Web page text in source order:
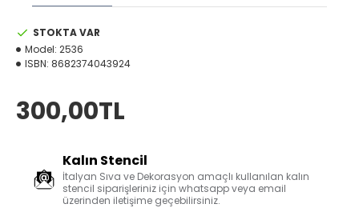
STOKTA VAR
Model: 2536
ISBN: 8682374043924
300,00TL
Kalın Stencil
İtalyan Sıva ve Dekorasyon amaçlı kullanılan kalın
stencil siparişleriniz için whatsapp veya email
üzerinden iletişime geçebilirsiniz.